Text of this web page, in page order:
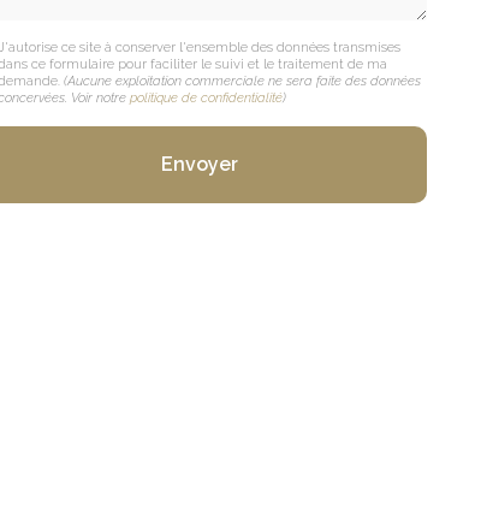
J'autorise ce site à conserver l'ensemble des données transmises
ce formulaire pour faciliter le suivi et le traitement de ma
(Aucune exploitation commerciale ne sera faite des données
Voir notre politique de confidentialité)